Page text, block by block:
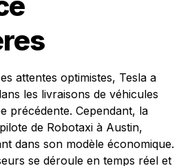
attentes optimistes, Tesla a
les livraisons de véhicules
précédente. Cependant, la
de Robotaxi à Austin,
dans son modèle économique.
se déroule en temps réel et